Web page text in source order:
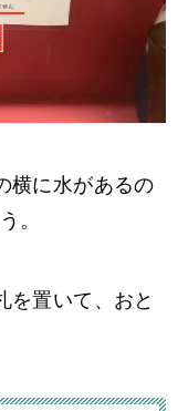
横に水があるの
。
を置いて、おと